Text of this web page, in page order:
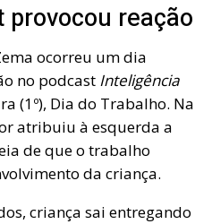
provocou reação
ocorreu um dia
no podcast Inteligência
(1º), Dia do Trabalho. Na
atribuiu à esquerda a
de que o trabalho
da criança.
criança sai entregando